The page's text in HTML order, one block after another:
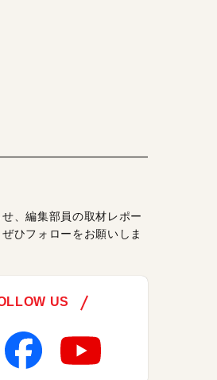
、編集部員の取材レポー
ひフォローをお願いしま
US